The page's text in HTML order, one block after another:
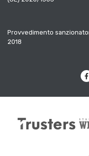
Provvedimento
2018